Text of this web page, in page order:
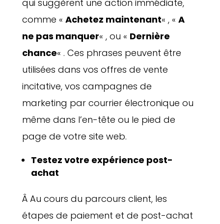
qui suggèrent une action immédiate,
comme « Achetez maintenant« , « A
ne pas manquer« , ou « Dernière
chance« . Ces phrases peuvent être
utilisées dans vos offres de vente
incitative, vos campagnes de
marketing par courrier électronique ou
même dans l’en-tête ou le pied de
page de votre site web.
Testez votre expérience post-
achat
Â Au cours du parcours client, les
étapes de paiement et de post-achat